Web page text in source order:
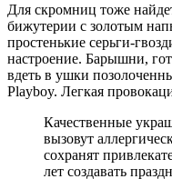
Для скромниц тоже
бижутерии с золотым
простенькие серьги-
настроение. Барышни,
вдеть в ушки
Playboy. Легкая
Качественные
вызовут
сохранят
лет создавать